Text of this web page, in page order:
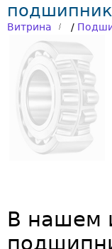
подшипник
Витрина /
В нашем